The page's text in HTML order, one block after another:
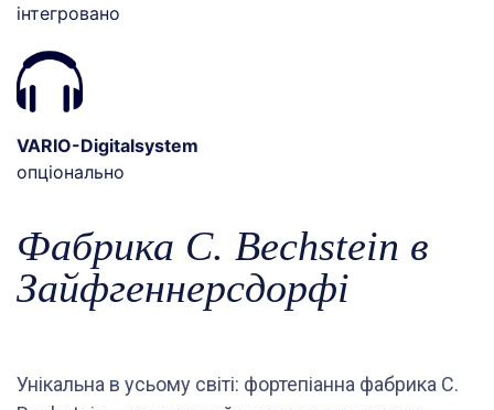
інтегровано
VARIO-Digitalsystem
опціонально
Фабрика C. Bechstein в
Зайфгеннерсдорфі
Унікальна в усьому світі: фортепіанна фабрика C.